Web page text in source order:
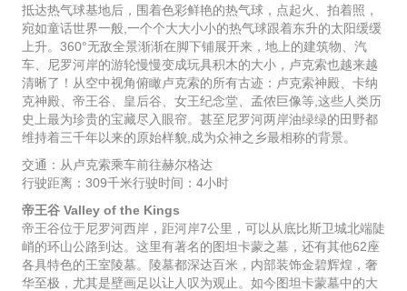
抵达热气球基地后，围着色彩鲜艳的热气球，点起火、拍着照，
宛如童话世界一般,一个个大大小小的热气球跟着东升的太阳缓缓
上升。360°无敌全景渐渐在脚下铺展开来，地上的建筑物、汽
车、尼罗河岸的游轮慢慢变成玩具积木的大小，卢克索也越来越
清晰了！从空中视角俯瞰卢克索的所有古迹：卢克索神殿、卡纳
克神殿、帝王谷、皇后谷、女王纪念堂、孟侬巨像等,这些人类历
史上最为珍贵的宝藏尽入眼帘。甚至尼罗河两岸油绿绿的田野都
维持着三千年以来的原始样貌,成为众神之乡最相称的背景。
交通：从卢克索乘车前往赫尔格达
行驶距离：309千米行驶时间：4小时
帝王谷 Valley of the Kings
帝王谷位于尼罗河西岸，距河岸7公里，可以从底比斯卫城北端陡
峭的环山公路到达。这里有著名的图坦卡蒙之墓，还有其他62座
各具特色的王室陵墓。陵墓都深达百米，内部装饰金碧辉煌，奢
华至极，尤其是壁画足以让人叹为观止。如今图坦卡蒙墓中的大